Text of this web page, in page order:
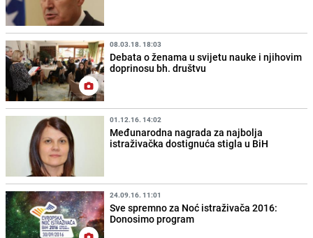
08.03.18. 18:03
Debata o ženama u svijetu nauke i njihovim
doprinosu bh. društvu
01.12.16. 14:02
Međunarodna nagrada za najbolja
istraživačka dostignuća stigla u BiH
24.09.16. 11:01
Sve spremno za Noć istraživača 2016:
Donosimo program